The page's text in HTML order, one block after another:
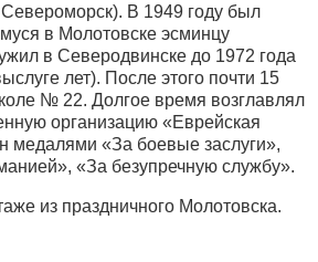
В 1949 году был
в Молотовске эсминцу
в Северодвинске до 1972 года
лет). После этого почти 15
№ 22. Долгое время возглавлял
организацию «Еврейская
медалями «За боевые заслуги»,
«За безупречную службу».
из праздничного Молотовска.